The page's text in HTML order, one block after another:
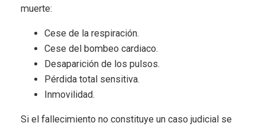
muerte:
Cese de la respiración.
Cese del bombeo cardiaco.
Desaparición de los pulsos.
Pérdida total sensitiva.
Inmovilidad.
Si el fallecimiento no constituye un caso judicial se